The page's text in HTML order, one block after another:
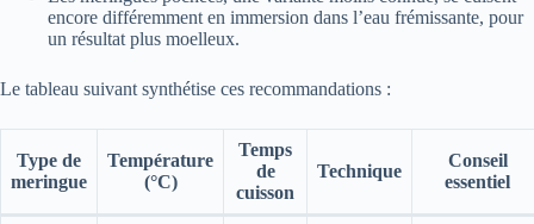
encore différemment en immersion dans l’eau frémissante, pour
un résultat plus moelleux.
Le tableau suivant synthétise ces recommandations :
Type de
meringue
Température
(°C)
Temps
de
cuisson
Technique
Conseil
essentiel